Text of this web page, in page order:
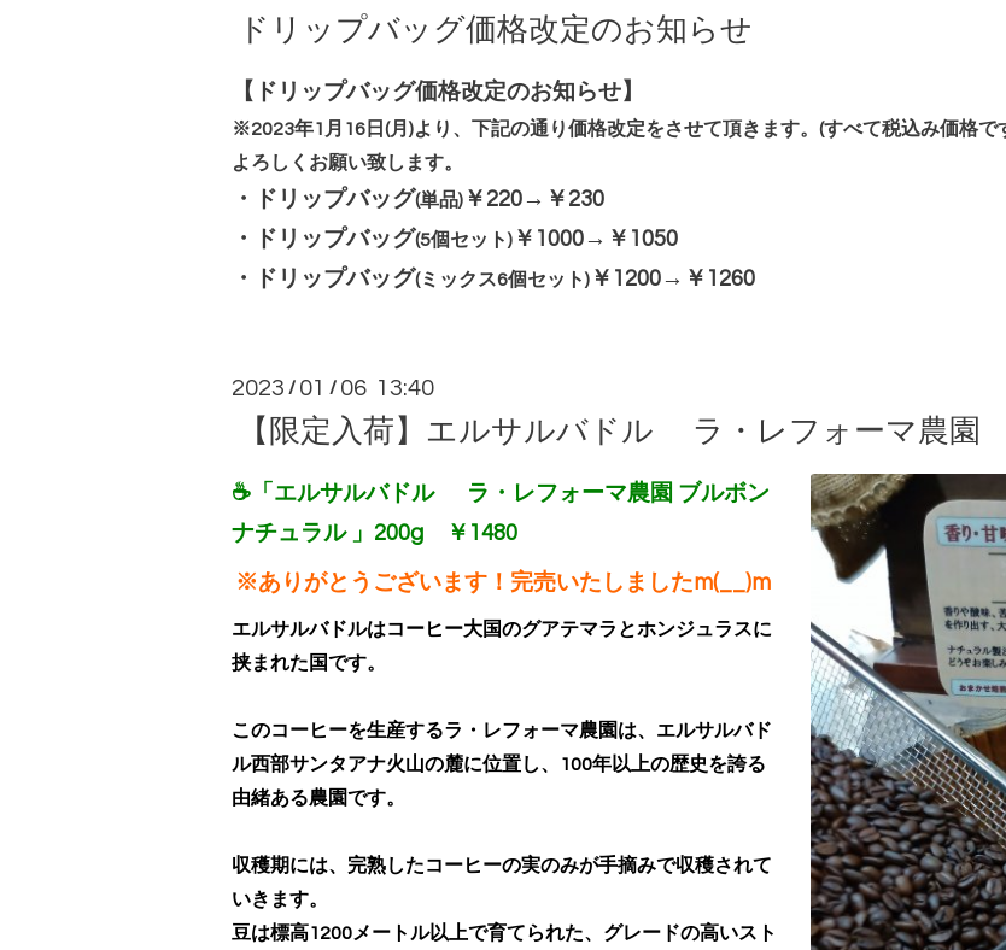
ドリップバッグ価格改定のお知らせ
【ドリップバッグ価格改定のお知らせ】
※2023年1月16日(月)より、下記の通り価格改定をさせて頂きます。(すべて税込み価格で
よろしくお願い致します。
・ ドリップバッグ(単品) ￥220→￥230
・
ドリップバッグ(5個セット) ￥1000→￥1050
・
ドリップバッグ(ミックス6個セット) ￥1200→￥1260
2023 / 01 / 06 13:40
【限定入荷】エルサルバドル ラ・レフォーマ農
☕「エルサルバドル ラ・レフォーマ農園 ブルボン
ナチュラル 」200g ￥1480
※ありがとうございます！完売いたしましたm(__)m
エルサルバドルはコーヒー大国のグアテマラとホンジュラスに
挟まれた国です。
このコーヒーを生産するラ・レフォーマ農園は、エルサルバド
ル西部サンタアナ火山の麓に位置し、100年以上の歴史を誇る
由緒ある農園です。
収穫期には、完熟したコーヒーの実のみが手摘みで収穫されて
いきます。
豆は標高1200メートル以上で育てられた、 グレードの高いスト